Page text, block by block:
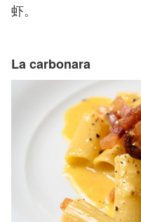
虾。
La carbonara